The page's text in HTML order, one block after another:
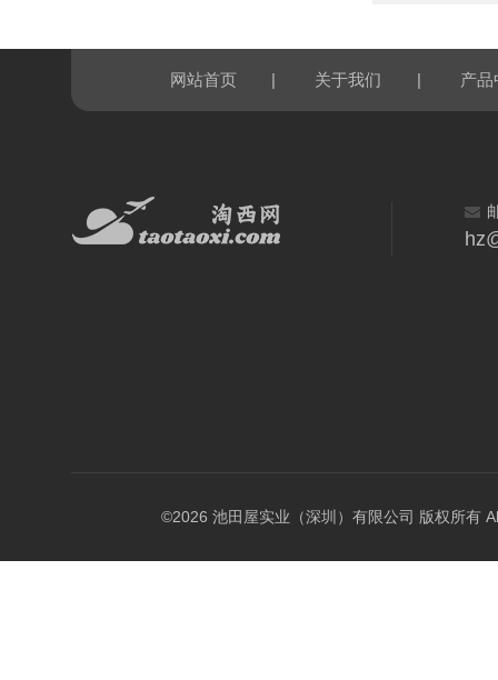
网站首页 | 关于我们 | 产品
©2026 池田屋实业（深圳）有限公司 版权所有